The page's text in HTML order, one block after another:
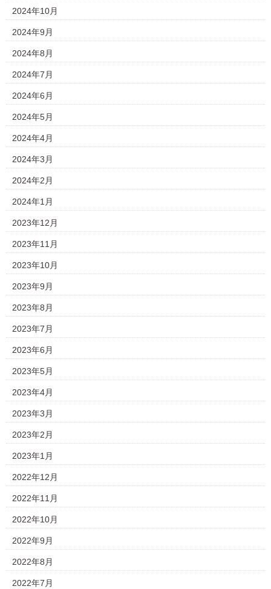
2024年10月
2024年9月
2024年8月
2024年7月
2024年6月
2024年5月
2024年4月
2024年3月
2024年2月
2024年1月
2023年12月
2023年11月
2023年10月
2023年9月
2023年8月
2023年7月
2023年6月
2023年5月
2023年4月
2023年3月
2023年2月
2023年1月
2022年12月
2022年11月
2022年10月
2022年9月
2022年8月
2022年7月